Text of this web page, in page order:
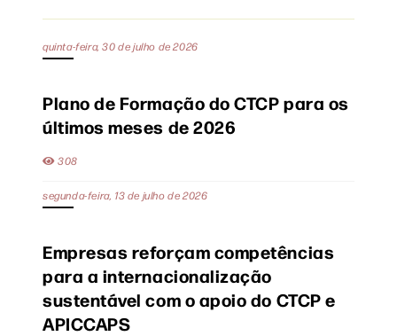
quinta-feira, 30 de julho de 2026
Plano de Formação do CTCP para os
últimos meses de 2026
308
segunda-feira, 13 de julho de 2026
Empresas reforçam competências
para a internacionalização
sustentável com o apoio do CTCP e
APICCAPS